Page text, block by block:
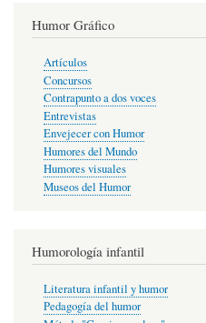
Humor Gráfico
Artículos
Concursos
Contrapunto a dos voces
Entrevistas
Envejecer con Humor
Humores del Mundo
Humores visuales
Museos del Humor
Humorología infantil
Literatura infantil y humor
Pedagogía del humor